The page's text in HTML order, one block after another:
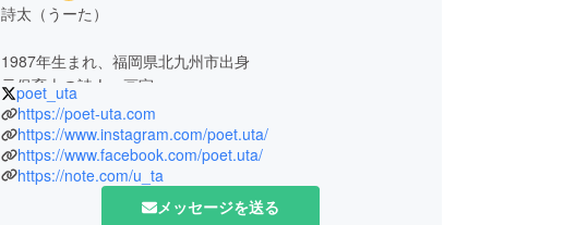
詩太（うーた）
1987年生まれ、福岡県北九州市出身
元保育士の詩人・画家。
「穏やかな時間」をテーマに詩や絵や物語をえがいていま
す。詩や絵の創作以外に、県内外での個展開催、壁画制作、
詩画集出版、ライブペイント出演、子どもたちとの共同制作
など様々な活動を行っています。
poet_uta
https://poet-uta.com
https://www.instagram.com/poet.uta/
https://www.facebook.com/poet.uta/
https://note.com/u_ta
メッセージを送る